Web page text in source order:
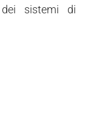
sistemi di